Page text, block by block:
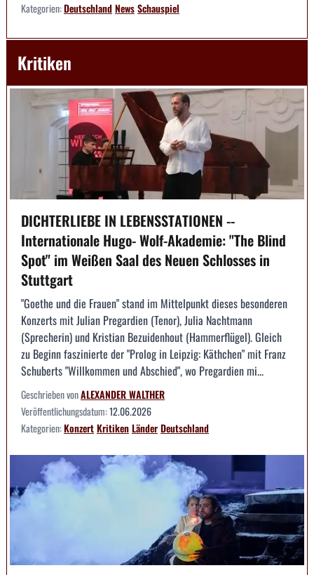
Kategorien:DeutschlandNewsSchauspiel
Kritiken
DICHTERLIEBE IN LEBENSSTATIONEN --
Internationale Hugo- Wolf-Akademie: "The Blind
Spot" im Weißen Saal des Neuen Schlosses in
Stuttgart
"Goethe und die Frauen" stand im Mittelpunkt dieses besonderen
Konzerts mit Julian Pregardien (Tenor), Julia Nachtmann
(Sprecherin) und Kristian Bezuidenhout (Hammerflügel). Gleich
zu Beginn faszinierte der "Prolog in Leipzig: Käthchen" mit Franz
Schuberts "Willkommen und Abschied", wo Pregardien mi...
Geschrieben vonALEXANDER WALTHER
Veröffentlichungsdatum:12.06.2026
Kategorien:KonzertKritikenLänderDeutschland